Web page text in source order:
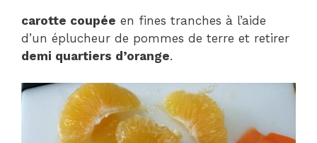
carotte coupée en fines tranches à l’aide
d’un éplucheur de pommes de terre et retirer
demi quartiers d’orange.